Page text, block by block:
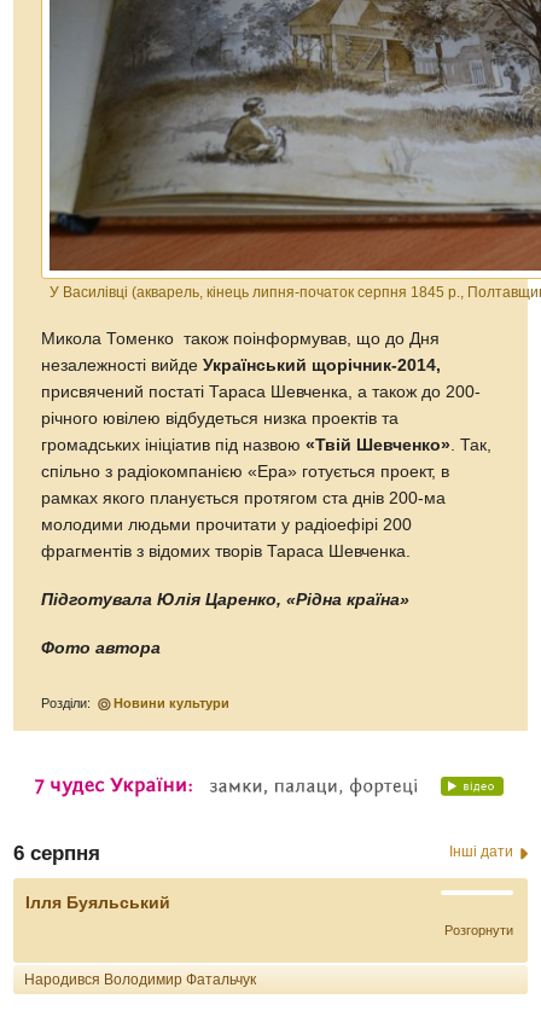
У Василівці (акварель, кінець липня-початок серпня 1845 р.,
Микола Томенко також поінформував, що до Дня
незалежності вийдеУкраїнський щорічник-2014,
присвячений постаті Тараса Шевченка, а також до 200-
річного ювілею відбудеться низка проектів та
громадських ініціатив під назвою«Твій Шевченко». Так,
спільно з радіокомпанією «Ера» готується проект, в
рамках якого планується протягом ста днів 200-ма
молодими людьми прочитати у радіоефірі 200
фрагментів з відомих творів Тараса Шевченка.
Підготувала Юлія Царенко, «Рідна країна»
Фото автора
Розділи: Новини культури
6 серпня Інші дати
Ілля Буяльський
Розгорнути
Народився Володимир Фатальчук